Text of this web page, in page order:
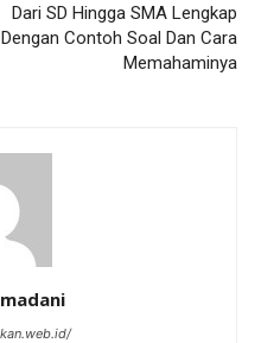
Dari SD Hingga SMA Lengkap
Dengan Contoh Soal Dan Cara
Memahaminya